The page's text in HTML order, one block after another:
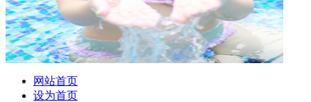
网站首页
设为首页